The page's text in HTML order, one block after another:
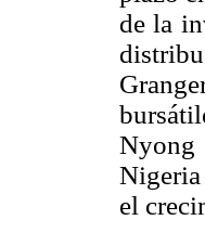
de la
Nyong
Nigeria
el